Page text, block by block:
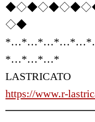
◇◆
*…*…*…*
LASTRICATO
https://www.r-